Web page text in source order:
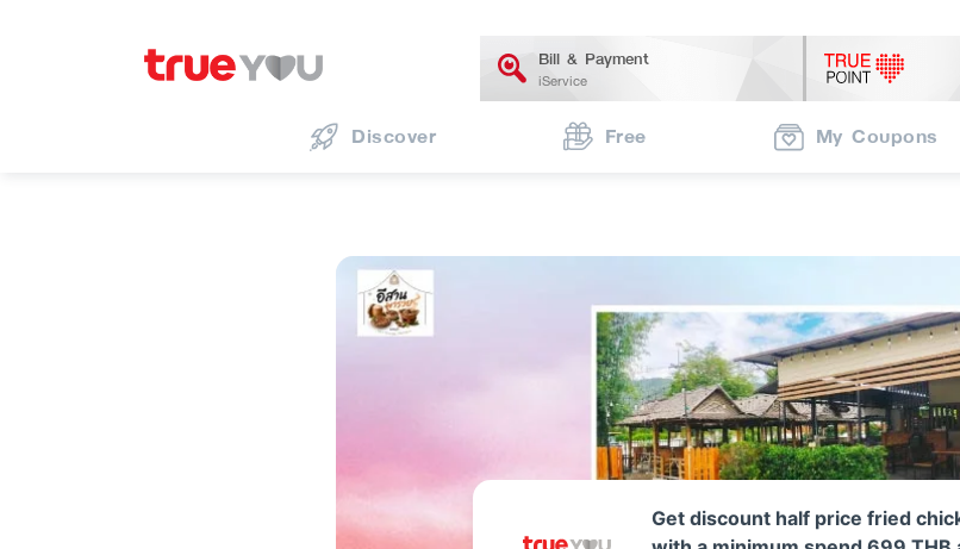
Bill & Payment
iService
Discover Free My Coupons
Get discount half price fried